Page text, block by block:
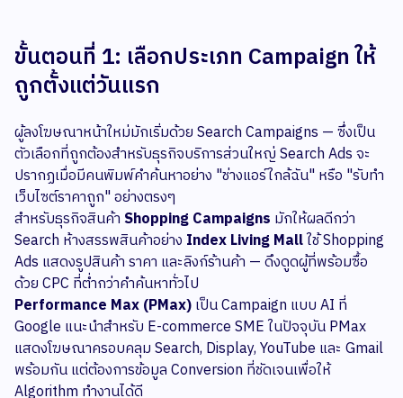
ขั้นตอนที่ 1: เลือกประเภท Campaign ให้
ถูกตั้งแต่วันแรก
ผู้ลงโฆษณาหน้าใหม่มักเริ่มด้วย Search Campaigns — ซึ่งเป็น
ตัวเลือกที่ถูกต้องสำหรับธุรกิจบริการส่วนใหญ่ Search Ads จะ
ปรากฏเมื่อมีคนพิมพ์คำค้นหาอย่าง "ช่างแอร์ใกล้ฉัน" หรือ "รับทำ
เว็บไซต์ราคาถูก" อย่างตรงๆ
สำหรับธุรกิจสินค้าShopping Campaigns มักให้ผลดีกว่า
Search ห้างสรรพสินค้าอย่าง Index Living Mallใช้ Shopping
Ads แสดงรูปสินค้า ราคา และลิงก์ร้านค้า — ดึงดูดผู้ที่พร้อมซื้อ
ด้วย CPC ที่ต่ำกว่าคำค้นหาทั่วไป
Performance Max (PMax)เป็น Campaign แบบ AI ที่
Google แนะนำสำหรับ E-commerce SME ในปัจจุบัน PMax
แสดงโฆษณาครอบคลุม Search, Display, YouTube และ Gmail
พร้อมกัน แต่ต้องการข้อมูล Conversion ที่ชัดเจนเพื่อให้
Algorithm ทำงานได้ดี